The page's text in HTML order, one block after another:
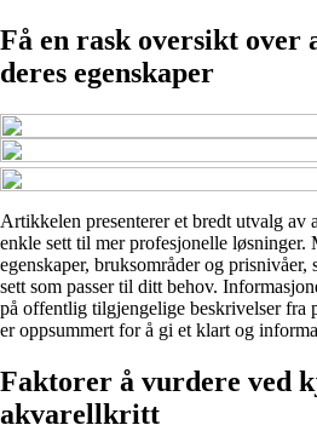
Få en rask oversikt
deres egenskaper
Artikkelen presenterer et bredt utvalg av
enkle sett til mer profesjonelle løsninger.
egenskaper, bruksområder og
sett som passer til ditt behov.
på offentlig tilgjengelige beskrivelser fra
er oppsummert for å gi et klart og
Faktorer å vurdere ved
akvarellkritt